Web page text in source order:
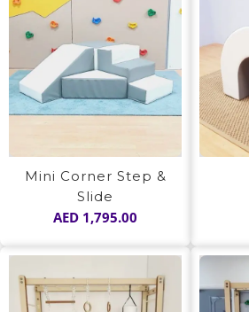
Mini Corner Step &
Slide
AED 1,795.00